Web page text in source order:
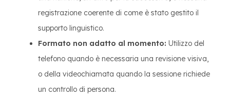
registrazione coerente di come è stato gestito il
supporto linguistico.
Formato non adatto al momento: Utilizzo del
telefono quando è necessaria una revisione visiva,
o della videochiamata quando la sessione richiede
un controllo di persona.